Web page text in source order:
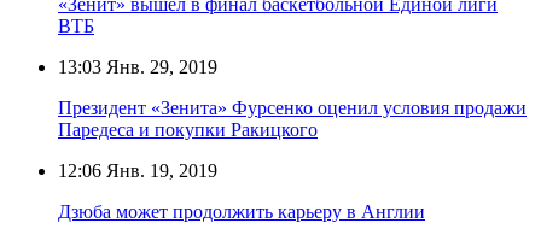
ВТБ
13:03 Янв. 29, 2019
Президент «Зенита» Фурсенко оценил условия продажи
Паредеса и покупки Ракицкого
12:06 Янв. 19, 2019
Дзюба может продолжить карьеру в Англии